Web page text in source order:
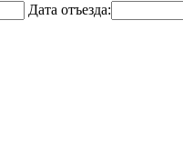
Дата отъезда: